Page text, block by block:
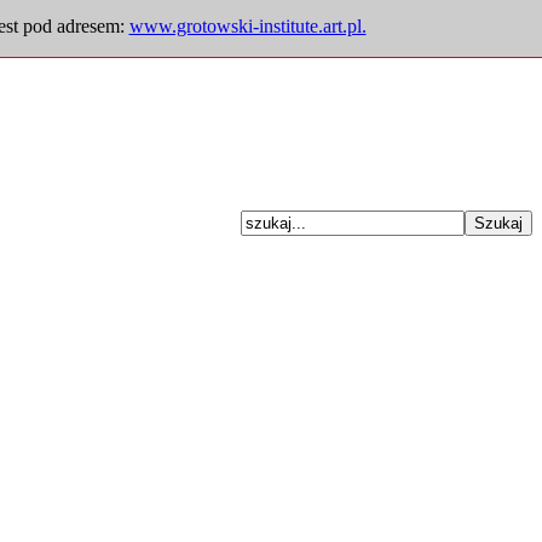
pod adresem: www.grotowski-institute.art.pl.